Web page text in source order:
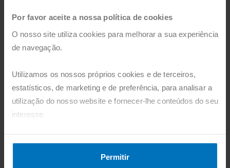
Por favor aceite a nossa política de cookies
O nosso site utiliza cookies para melhorar a sua experiência
de navegação.
Utilizamos os nossos próprios cookies e de terceiros,
estatísticos, de marketing e de preferência, para analisar a
utilização do nosso website e fornecer-lhe conteúdos do seu
interesse.
"Aceitar". Pode também recusá-los, configurá-los e obter
Permitir
ACNUR
Jovens refugiados defendem ação
Três jovens refugiados estão a liderar os esforços para